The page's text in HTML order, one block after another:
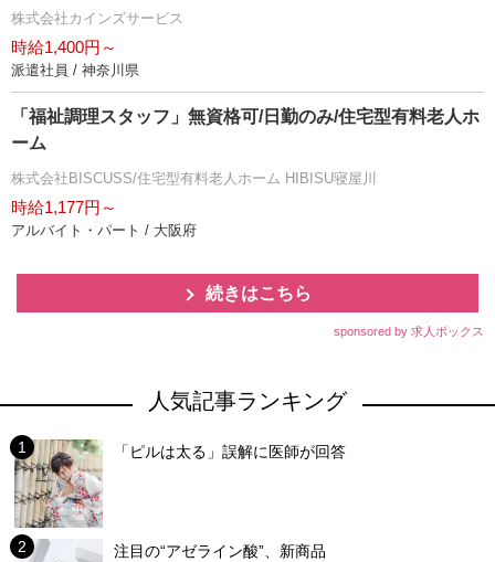
株式会社カインズサービス
時給1,400円～
派遣社員 / 神奈川県
「福祉調理スタッフ」無資格可/日勤のみ/住宅型有料老人ホ
ーム
株式会社BISCUSS/住宅型有料老人ホーム HIBISU寝屋川
時給1,177円～
アルバイト・パート / 大阪府
続きはこちら
sponsored by 求人ボックス
人気記事ランキング
「ピルは太る」誤解に医師が回答
注目の“アゼライン酸”、新商品